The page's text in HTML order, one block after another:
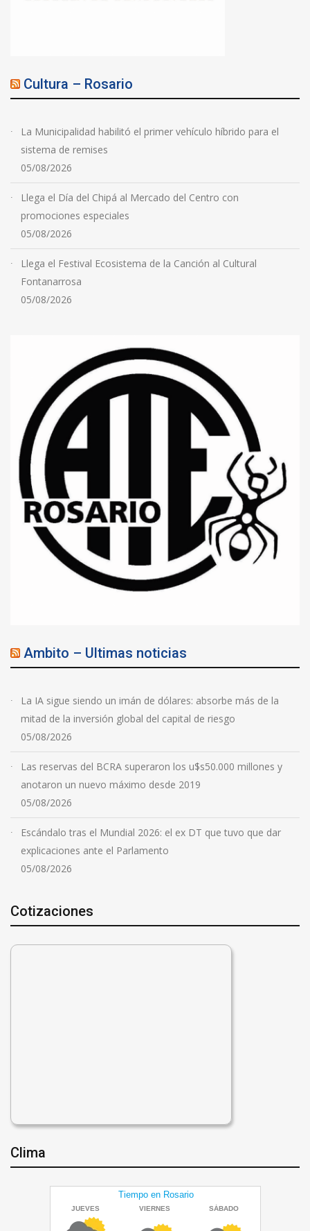
Cultura – Rosario
La Municipalidad habilitó el primer vehículo híbrido para el
sistema de remises
05/08/2026
Llega el Día del Chipá al Mercado del Centro con
promociones especiales
05/08/2026
Llega el Festival Ecosistema de la Canción al Cultural
Fontanarrosa
05/08/2026
Ambito – Ultimas noticias
La IA sigue siendo un imán de dólares: absorbe más de la
mitad de la inversión global del capital de riesgo
05/08/2026
Las reservas del BCRA superaron los u$s50.000 millones y
anotaron un nuevo máximo desde 2019
05/08/2026
Escándalo tras el Mundial 2026: el ex DT que tuvo que dar
explicaciones ante el Parlamento
05/08/2026
Cotizaciones
Clima